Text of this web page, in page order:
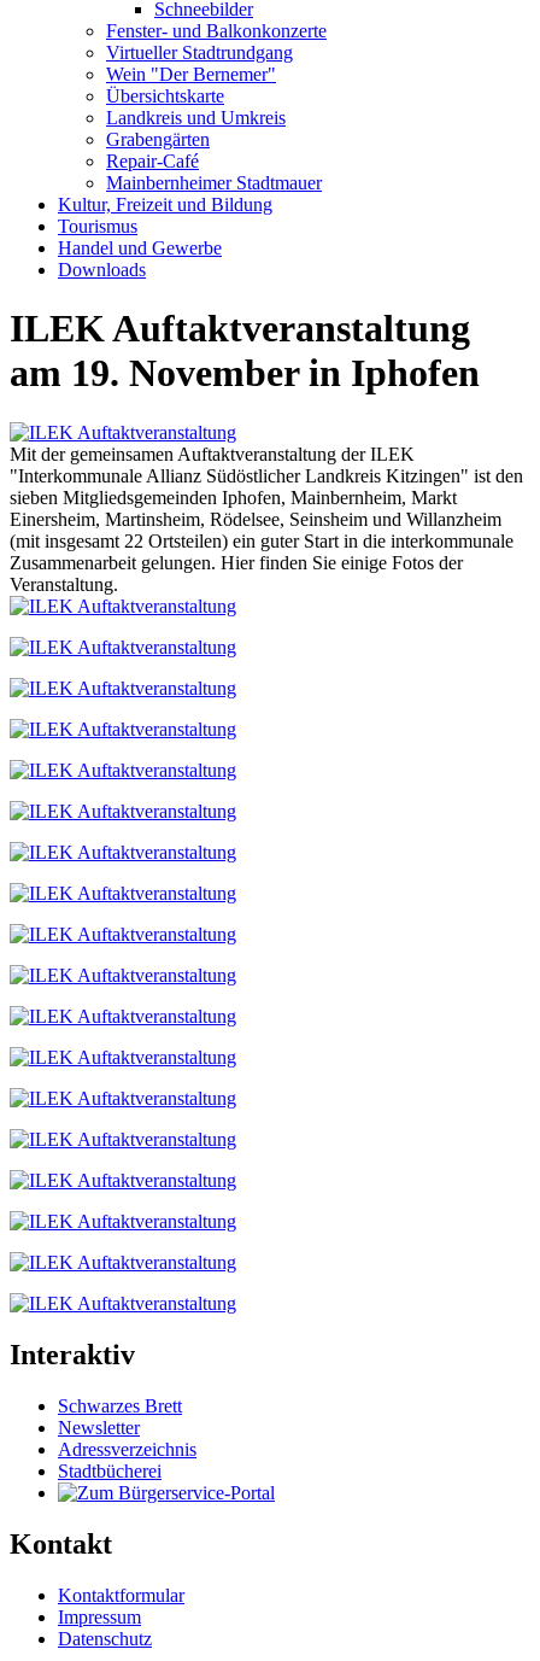
Schneebilder
Fenster- und Balkonkonzerte
Virtueller Stadtrundgang
Wein "Der Bernemer"
Übersichtskarte
Landkreis und Umkreis
Grabengärten
Repair-Café
Mainbernheimer Stadtmauer
Kultur, Freizeit und Bildung
Tourismus
Handel und Gewerbe
Downloads
ILEK Auftaktveranstaltung
am 19. November in Iphofen
Mit der gemeinsamen Auftaktveranstaltung der ILEK
"Interkommunale Allianz Südöstlicher Landkreis Kitzingen" ist den
sieben Mitgliedsgemeinden Iphofen, Mainbernheim, Markt
Einersheim, Martinsheim, Rödelsee, Seinsheim und Willanzheim
(mit insgesamt 22 Ortsteilen) ein guter Start in die interkommunale
Zusammenarbeit gelungen. Hier finden Sie einige Fotos der
Veranstaltung.
Interaktiv
Schwarzes Brett
Newsletter
Adressverzeichnis
Stadtbücherei
Kontakt
Kontaktformular
Impressum
Datenschutz